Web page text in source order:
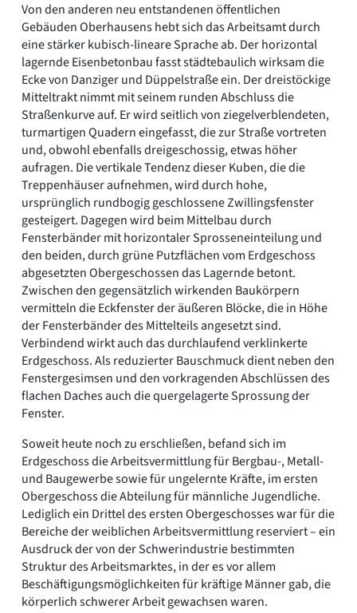
Von den anderen neu entstandenen öffentlichen
Gebäuden Oberhausens hebt sich das Arbeitsamt durch
eine stärker kubisch-lineare Sprache ab. Der horizontal
lagernde Eisenbetonbau fasst städtebaulich wirksam die
Ecke von Danziger und Düppelstraße ein. Der dreistöckige
Mitteltrakt nimmt mit seinem runden Abschluss die
Straßenkurve auf. Er wird seitlich von ziegelverblendeten,
turmartigen Quadern eingefasst, die zur Straße vortreten
und, obwohl ebenfalls dreigeschossig, etwas höher
aufragen. Die vertikale Tendenz dieser Kuben, die die
Treppenhäuser aufnehmen, wird durch hohe,
ursprünglich rundbogig geschlossene Zwillingsfenster
gesteigert. Dagegen wird beim Mittelbau durch
Fensterbänder mit horizontaler Sprosseneinteilung und
den beiden, durch grüne Putzflächen vom Erdgeschoss
abgesetzten Obergeschossen das Lagernde betont.
Zwischen den gegensätzlich wirkenden Baukörpern
vermitteln die Eckfenster der äußeren Blöcke, die in Höhe
der Fensterbänder des Mittelteils angesetzt sind.
Verbindend wirkt auch das durchlaufend verklinkerte
Erdgeschoss. Als reduzierter Bauschmuck dient neben den
Fenstergesimsen und den vorkragenden Abschlüssen des
flachen Daches auch die quergelagerte Sprossung der
Fenster.
Soweit heute noch zu erschließen, befand sich im
Erdgeschoss die Arbeitsvermittlung für Bergbau-, Metall-
und Baugewerbe sowie für ungelernte Kräfte, im ersten
Obergeschoss die Abteilung für männliche Jugendliche.
Lediglich ein Drittel des ersten Obergeschosses war für die
Bereiche der weiblichen Arbeitsvermittlung reserviert – ein
Ausdruck der von der Schwerindustrie bestimmten
Struktur des Arbeitsmarktes, in der es vor allem
Beschäftigungsmöglichkeiten für kräftige Männer gab, die
körperlich schwerer Arbeit gewachsen waren.